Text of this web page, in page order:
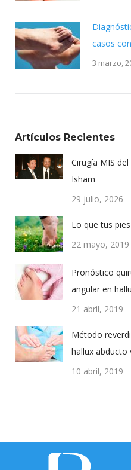
casos
3 marzo,
Artículos Recientes
Cirugía MIS
Isham
29 julio, 2026
Lo que tus
22 mayo, 2019
Pronóstico
angular en
21 abril, 2019
Método
hallux abducto
10 abril, 2019